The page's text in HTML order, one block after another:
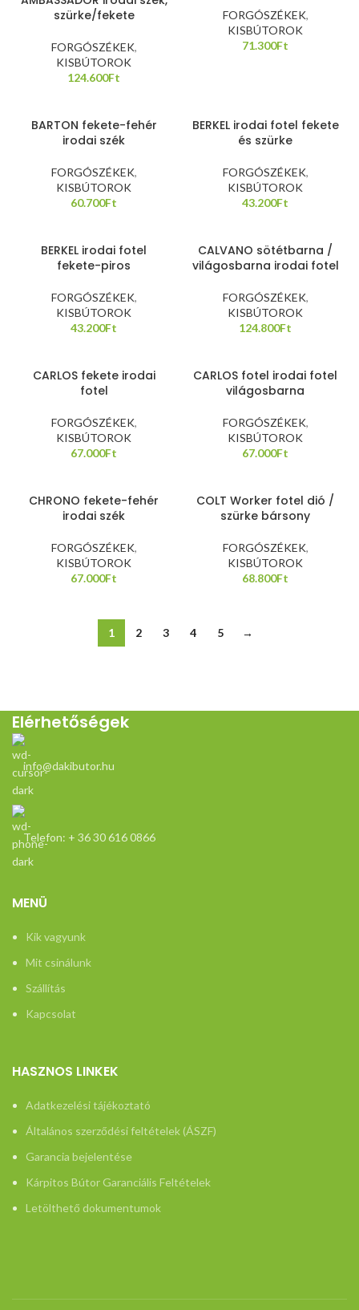
szürke/fekete
FORGÓSZÉKEK,
KISBÚTOROK
124.600Ft
FORGÓSZÉKEK,
KISBÚTOROK
71.300Ft
BARTON fekete-fehér
irodai szék
FORGÓSZÉKEK,
KISBÚTOROK
60.700Ft
BERKEL irodai fotel fekete
és szürke
FORGÓSZÉKEK,
KISBÚTOROK
43.200Ft
BERKEL irodai fotel
fekete-piros
FORGÓSZÉKEK,
KISBÚTOROK
43.200Ft
CALVANO sötétbarna /
világosbarna irodai fotel
FORGÓSZÉKEK,
KISBÚTOROK
124.800Ft
CARLOS fekete irodai
fotel
FORGÓSZÉKEK,
KISBÚTOROK
67.000Ft
CARLOS fotel irodai fotel
világosbarna
FORGÓSZÉKEK,
KISBÚTOROK
67.000Ft
CHRONO fekete-fehér
irodai szék
FORGÓSZÉKEK,
KISBÚTOROK
67.000Ft
COLT Worker fotel dió /
szürke bársony
FORGÓSZÉKEK,
KISBÚTOROK
68.800Ft
1 2 3 4 5 →
Elérhetőségek
info@dakibutor.hu
Telefon: + 36 30 616 0866
MENÜ
Kik vagyunk
Mit csinálunk
Szállítás
Kapcsolat
HASZNOS LINKEK
Adatkezelési tájékoztató
Általános szerződési feltételek (ÁSZF)
Garancia bejelentése
Kárpitos Bútor Garanciális Feltételek
Letölthető dokumentumok